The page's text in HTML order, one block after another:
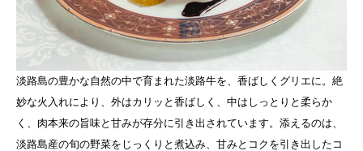
淡路島の豊かな自然の中で育まれた淡路牛を、香ばしくグリエに。絶
妙な火入れにより、外はカリッと香ばしく、中はしっとりと柔らか
く、肉本来の旨味と甘みが存分に引き出されています。添えるのは、
淡路島産の旬の野菜をじっくりと煮込み、甘みとコクを引き出したコ